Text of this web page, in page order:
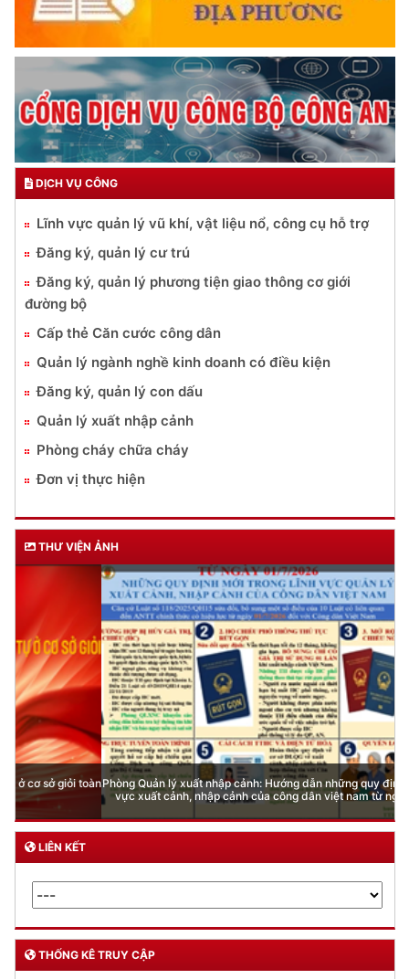
DỊCH VỤ CÔNG
Lĩnh vực quản lý vũ khí, vật liệu nổ, công cụ hỗ trợ
Đăng ký, quản lý cư trú
Đăng ký, quản lý phương tiện giao thông cơ giới
đường bộ
Cấp thẻ Căn cước công dân
Quản lý ngành nghề kinh doanh có điều kiện
Đăng ký, quản lý con dấu
Quản lý xuất nhập cảnh
Phòng cháy chữa cháy
Đơn vị thực hiện
THƯ VIỆN ẢNH
Phòng Quản lý xuất nhập cảnh: Hướng dẫn những quy định mới trong lĩnh
vực xuất cảnh, nhập cảnh của công dân việt nam từ ngày 01/7/2026
LIÊN KẾT
THỐNG KÊ TRUY CẬP